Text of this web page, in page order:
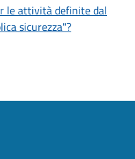
le attività definite dal
sicurezza"?